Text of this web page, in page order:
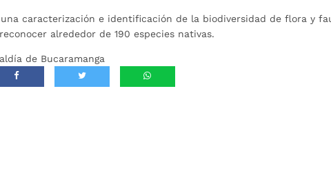
caracterización e identificación de la biodiversidad de flora y
alrededor de 190 especies nativas.
de Bucaramanga